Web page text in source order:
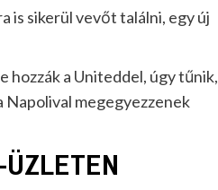
is sikerül vevőt találni, egy új
hozzák a Uniteddel, úgy tűnik,
megegyezzenek